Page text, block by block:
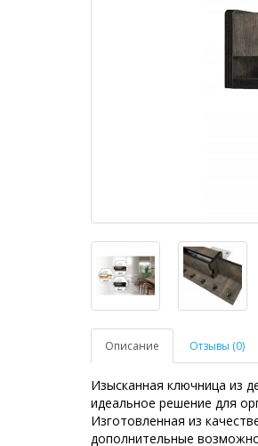
Описание Отзывы (0)
Изысканная ключница из
идеальное решение для
Изготовленная из
дополнительные